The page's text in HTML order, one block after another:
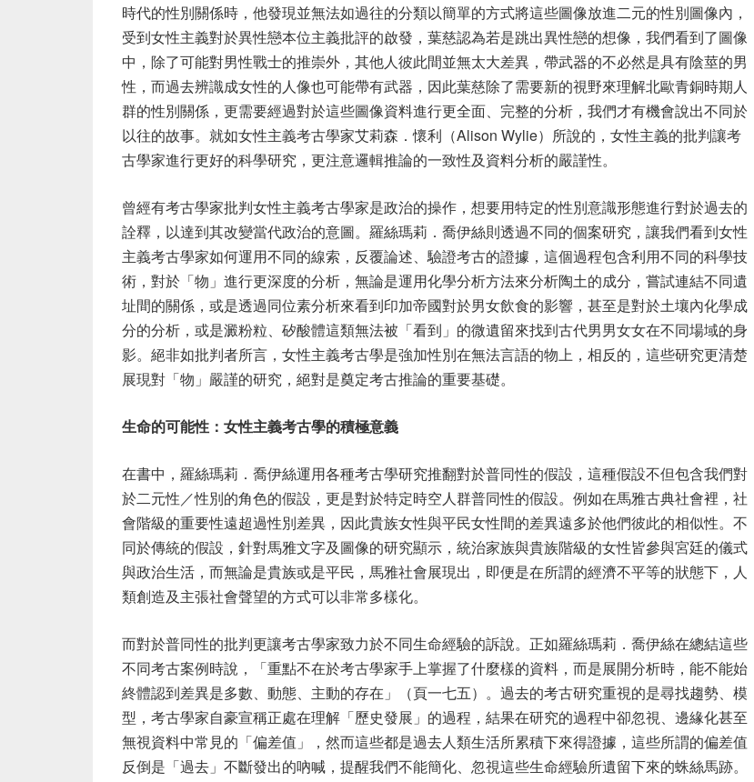
時代的性別關係時，他發現並無法如過往的分類以簡單的方式將這些圖像放進二元的性別圖像內，
受到女性主義對於異性戀本位主義批評的啟發，葉慈認為若是跳出異性戀的想像，我們看到了圖像
中，除了可能對男性戰士的推崇外，其他人彼此間並無太大差異，帶武器的不必然是具有陰莖的男
性，而過去辨識成女性的人像也可能帶有武器，因此葉慈除了需要新的視野來理解北歐青銅時期人
群的性別關係，更需要經過對於這些圖像資料進行更全面、完整的分析，我們才有機會說出不同於
以往的故事。就如女性主義考古學家艾莉森．懷利（Alison Wylie）所說的，女性主義的批判讓考
古學家進行更好的科學研究，更注意邏輯推論的一致性及資料分析的嚴謹性。
曾經有考古學家批判女性主義考古學家是政治的操作，想要用特定的性別意識形態進行對於過去的
詮釋，以達到其改變當代政治的意圖。羅絲瑪莉．喬伊絲則透過不同的個案研究，讓我們看到女性
主義考古學家如何運用不同的線索，反覆論述、驗證考古的證據，這個過程包含利用不同的科學技
術，對於「物」進行更深度的分析，無論是運用化學分析方法來分析陶土的成分，嘗試連結不同遺
址間的關係，或是透過同位素分析來看到印加帝國對於男女飲食的影響，甚至是對於土壤內化學成
分的分析，或是澱粉粒、矽酸體這類無法被「看到」的微遺留來找到古代男男女女在不同場域的身
影。絕非如批判者所言，女性主義考古學是強加性別在無法言語的物上，相反的，這些研究更清楚
展現對「物」嚴謹的研究，絕對是奠定考古推論的重要基礎。
生命的可能性：女性主義考古學的積極意義
在書中，羅絲瑪莉．喬伊絲運用各種考古學研究推翻對於普同性的假設，這種假設不但包含我們對
於二元性／性別的角色的假設，更是對於特定時空人群普同性的假設。例如在馬雅古典社會裡，社
會階級的重要性遠超過性別差異，因此貴族女性與平民女性間的差異遠多於他們彼此的相似性。不
同於傳統的假設，針對馬雅文字及圖像的研究顯示，統治家族與貴族階級的女性皆參與宮廷的儀式
與政治生活，而無論是貴族或是平民，馬雅社會展現出，即便是在所謂的經濟不平等的狀態下，人
類創造及主張社會聲望的方式可以非常多樣化。
而對於普同性的批判更讓考古學家致力於不同生命經驗的訴說。正如羅絲瑪莉．喬伊絲在總結這些
不同考古案例時說，「重點不在於考古學家手上掌握了什麼樣的資料，而是展開分析時，能不能始
終體認到差異是多數、動態、主動的存在」（頁一七五）。過去的考古研究重視的是尋找趨勢、模
型，考古學家自豪宣稱正處在理解「歷史發展」的過程，結果在研究的過程中卻忽視、邊緣化甚至
無視資料中常見的「偏差值」，然而這些都是過去人類生活所累積下來得證據，這些所謂的偏差值
反倒是「過去」不斷發出的吶喊，提醒我們不能簡化、忽視這些生命經驗所遺留下來的蛛絲馬跡。